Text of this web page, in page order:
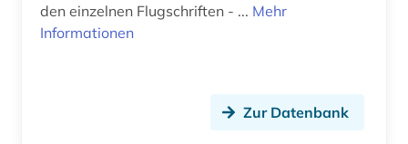
außenwirtschaft (1)
den einzelnen Flugschriften - ... Mehr
Informationen
Zur Datenbank